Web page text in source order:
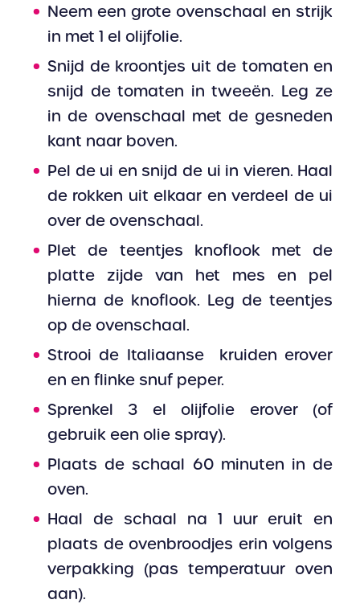
Neem een grote ovenschaal en strijk
in met 1 el olijfolie.
Snijd de kroontjes uit de tomaten en
snijd de tomaten in tweeën. Leg ze
in de ovenschaal met de gesneden
kant naar boven.
Pel de ui en snijd de ui in vieren. Haal
de rokken uit elkaar en verdeel de ui
over de ovenschaal.
Plet de teentjes knoflook met de
platte zijde van het mes en pel
hierna de knoflook. Leg de teentjes
op de ovenschaal.
Strooi de Italiaanse kruiden erover
en en flinke snuf peper.
Sprenkel 3 el olijfolie erover (of
gebruik een olie spray).
Plaats de schaal 60 minuten in de
oven.
Haal de schaal na 1 uur eruit en
plaats de ovenbroodjes erin volgens
verpakking (pas temperatuur oven
aan).